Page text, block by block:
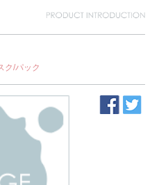
ク/パック